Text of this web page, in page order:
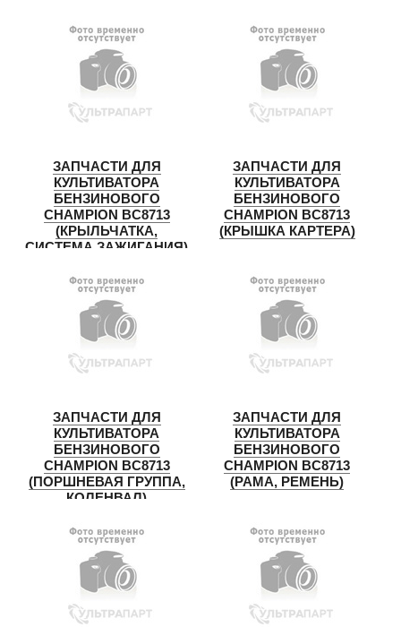
ЗАПЧАСТИ ДЛЯ
КУЛЬТИВАТОРА
БЕНЗИНОВОГО
CHAMPION BC8713
(КРЫЛЬЧАТКА,
СИСТЕМА ЗАЖИГАНИЯ)
ЗАПЧАСТИ ДЛЯ
КУЛЬТИВАТОРА
БЕНЗИНОВОГО
CHAMPION BC8713
(КРЫШКА КАРТЕРА)
ЗАПЧАСТИ ДЛЯ
КУЛЬТИВАТОРА
БЕНЗИНОВОГО
CHAMPION BC8713
(ПОРШНЕВАЯ ГРУППА,
КОЛЕНВАЛ)
ЗАПЧАСТИ ДЛЯ
КУЛЬТИВАТОРА
БЕНЗИНОВОГО
CHAMPION BC8713
(РАМА, РЕМЕНЬ)